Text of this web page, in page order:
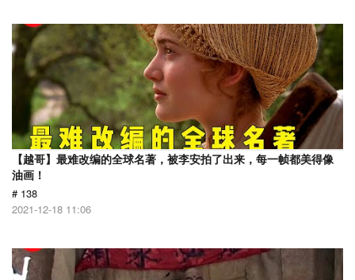
【越哥】最难改编的全球名著，被李安拍了出来，每一帧都美得像
油画！
# 138
2021-12-18 11:06